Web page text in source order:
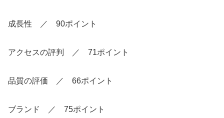
成長性 ／ 90ポイント
アクセスの評判 ／ 71ポイント
品質の評価 ／ 66ポイント
ブランド ／ 75ポイント